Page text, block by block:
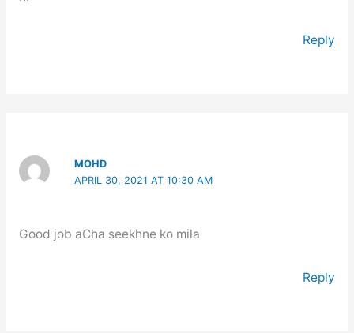
Reply
MOHD
APRIL 30, 2021 AT 10:30 AM
Good job aCha seekhne ko mila
Reply